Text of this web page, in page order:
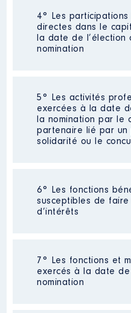
2020
32
Néant
4° Les participations
directes dans le
la date de l’élection
nomination
Néant
5° Les activités
exercées à la date
la nomination par le
partenaire lié par un
solidarité ou le
Néant
6° Les fonctions
susceptibles de
d’intérêts
Néant
7° Les fonctions et
exercés à la date
nomination